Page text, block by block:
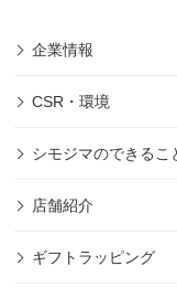
企業情報
CSR・環境
シモジマのできるこ
店舗紹介
ギフトラッピング